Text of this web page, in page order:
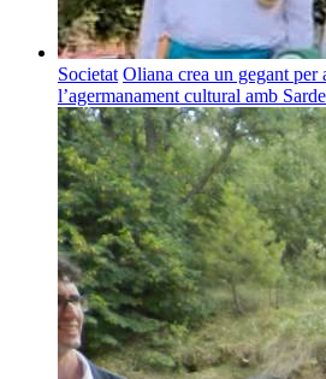
Societat Oliana crea un gegant
l’agermanament cultural amb